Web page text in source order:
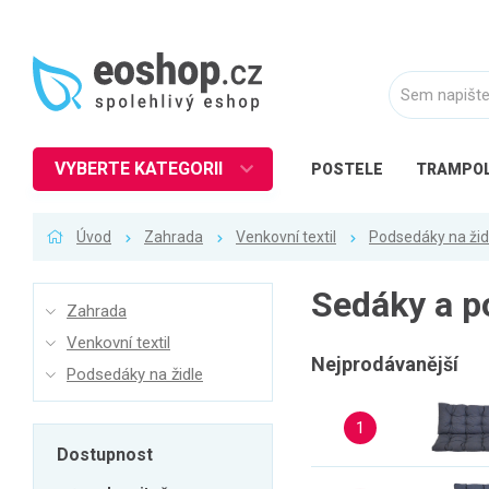
POSTELE
VYBERTE KATEGORII
Koupelna
Úvod Zahrada Venkovní textil Podsedáky na
Zahrada
Venkovní textil
Podsedáky na židle
Dostupnost
Sedáky a
Nejprodávanější
1